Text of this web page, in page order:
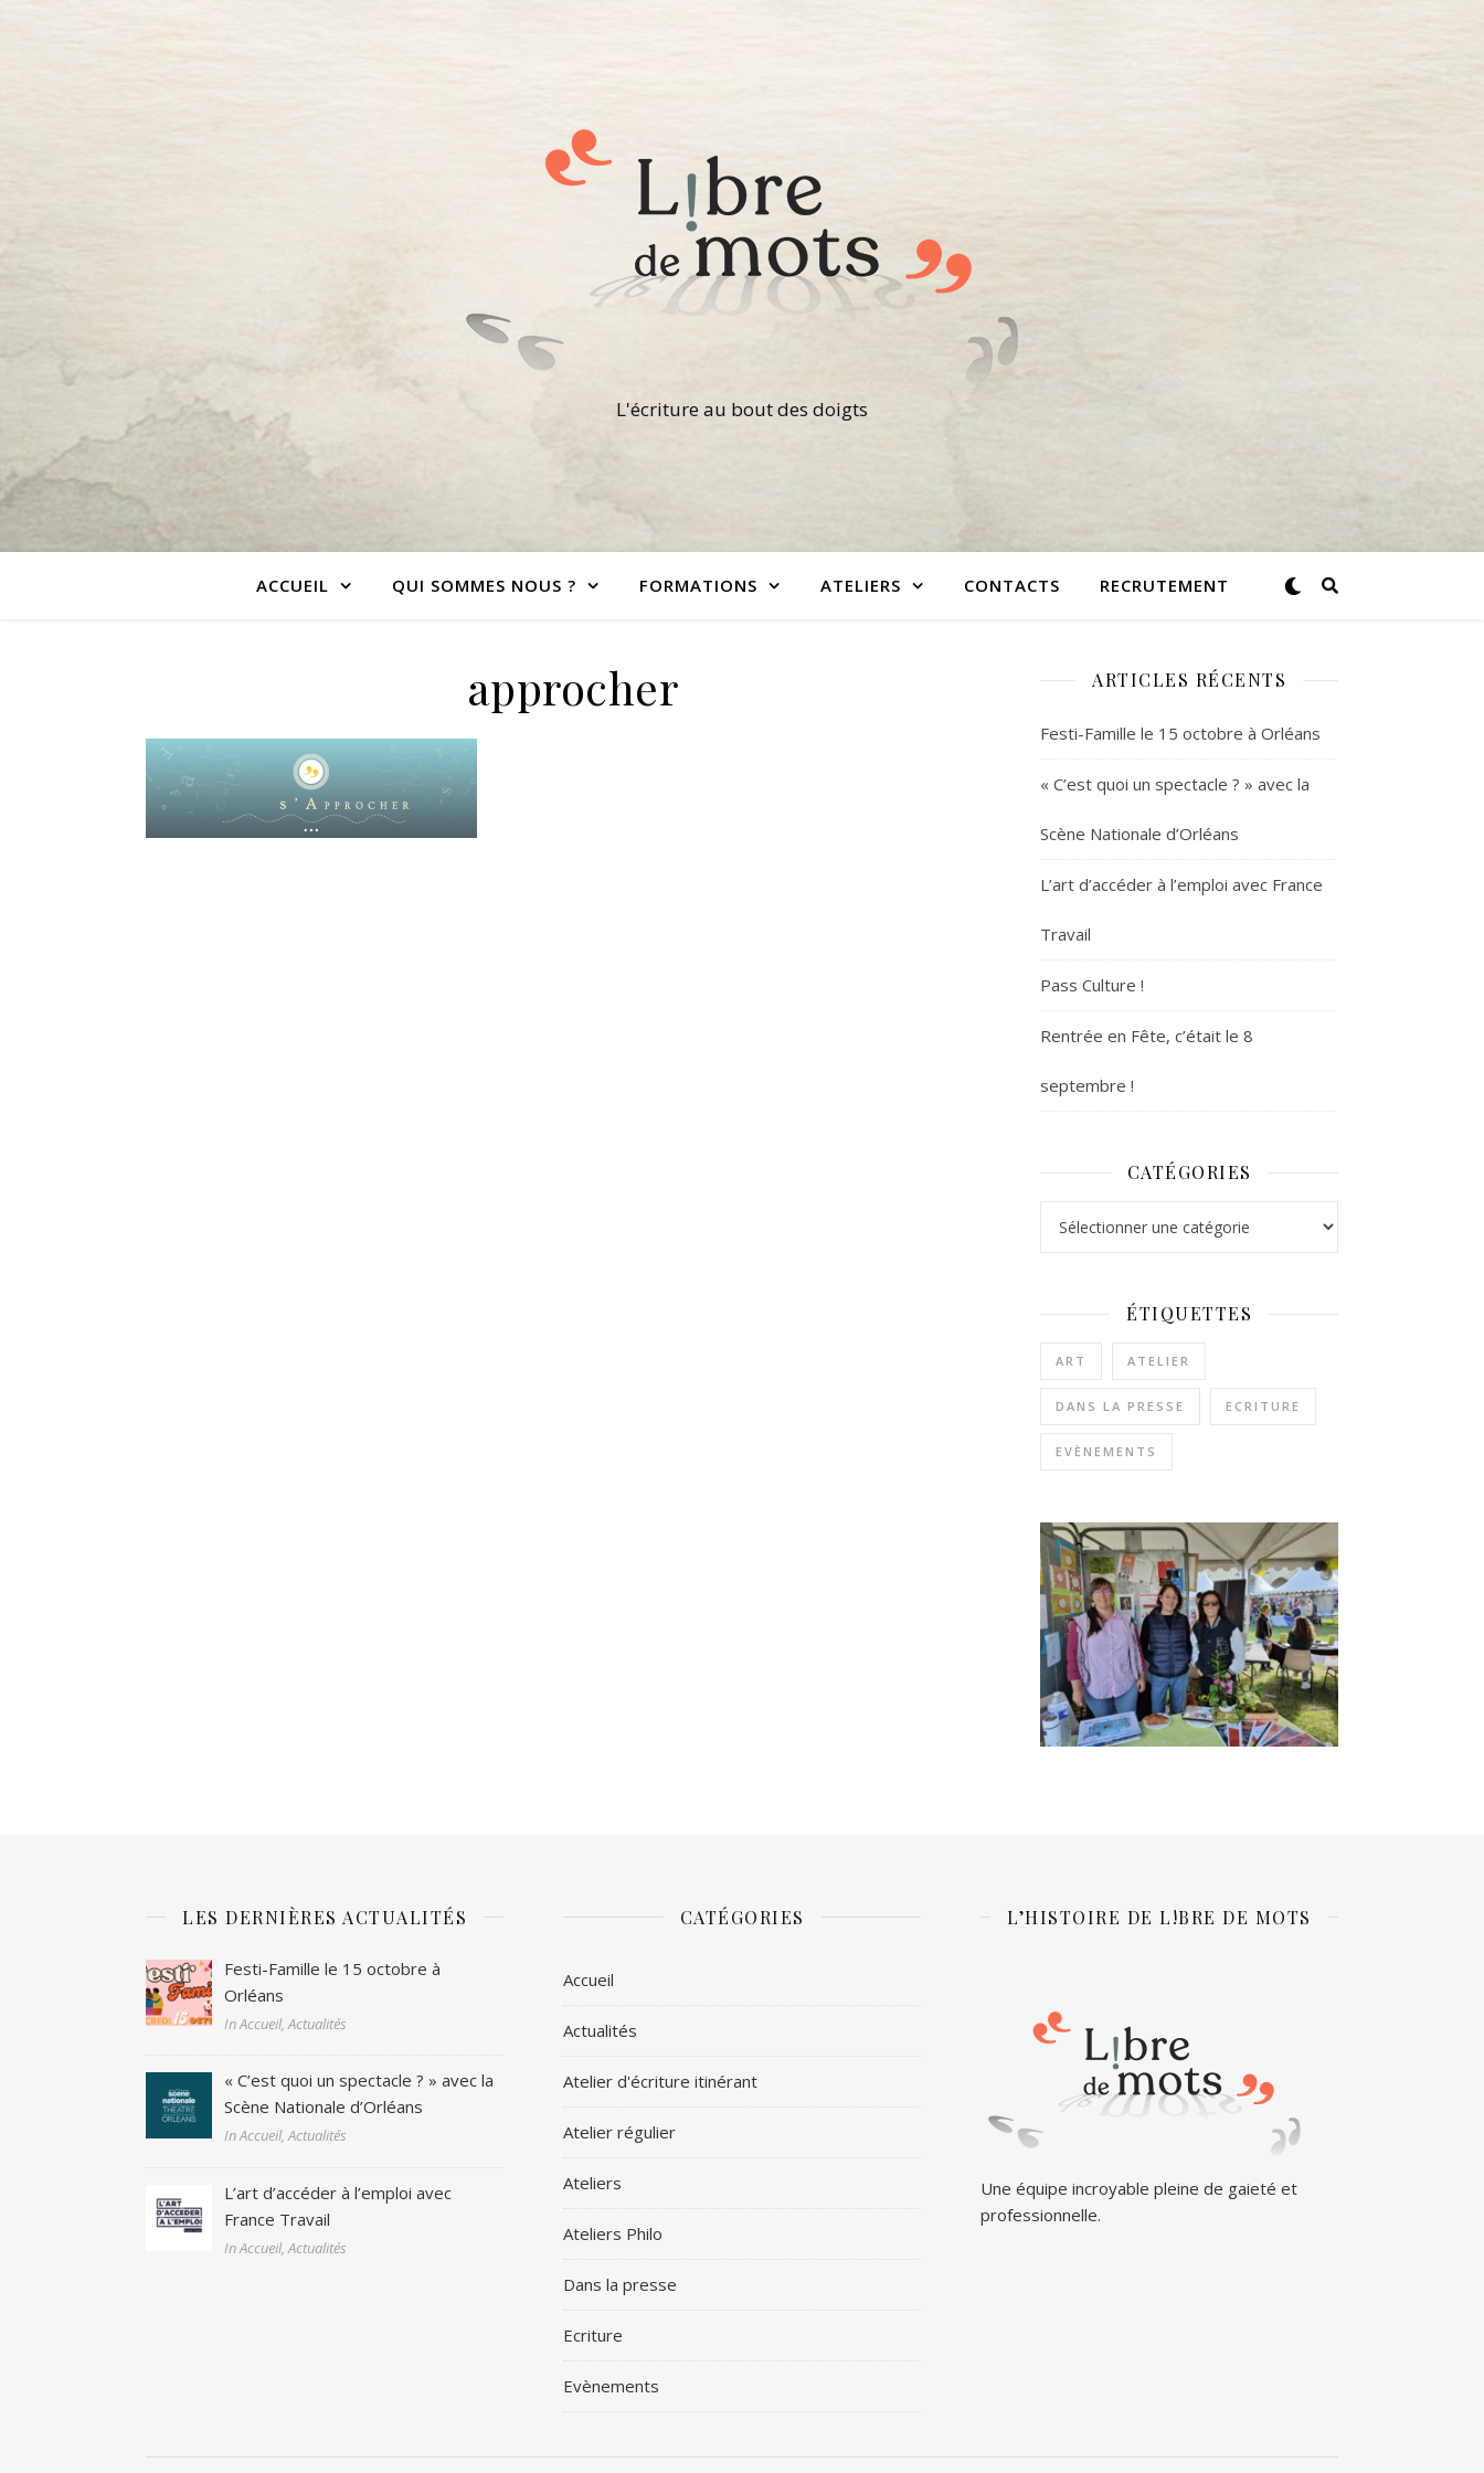
L'écriture au bout des doigts
ACCUEIL QUI SOMMES NOUS ? FORMATIONS ATELIERS CONTACTS RECRUTEMENT
approcher ARTICLES RÉCENTS
Festi-Famille le 15 octobre à Orléans
« C’est quoi un spectacle ? » avec la
Scène Nationale d’Orléans
L’art d’accéder à l’emploi avec France
Travail
Pass Culture !
Rentrée en Fête, c’était le 8
septembre !
CATÉGORIES
ÉTIQUETTES
ART ATELIER
DANS LA PRESSE ECRITURE
EVÈNEMENTS
LES DERNIÈRES ACTUALITÉS
Festi-Famille le 15 octobre à
Orléans
In Accueil, Actualités
« C’est quoi un spectacle ? » avec la
Scène Nationale d’Orléans
In Accueil, Actualités
L’art d’accéder à l’emploi avec
France Travail
In Accueil, Actualités
CATÉGORIES
Accueil
Actualités
Atelier d'écriture itinérant
Atelier régulier
Ateliers
Ateliers Philo
Dans la presse
Ecriture
Evènements
L’HISTOIRE DE L!BRE DE MOTS
Une équipe incroyable pleine de gaieté et
professionnelle.